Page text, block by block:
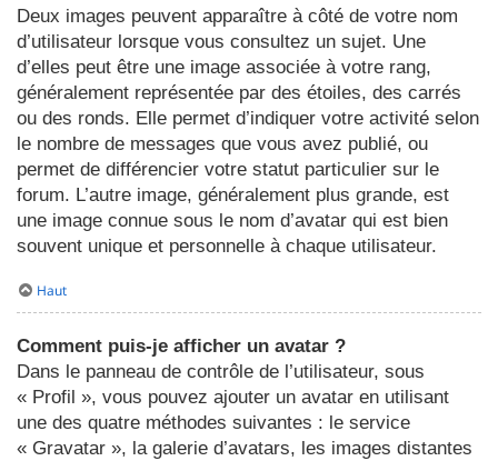
Deux images peuvent apparaître à côté de votre nom
d’utilisateur lorsque vous consultez un sujet. Une
d’elles peut être une image associée à votre rang,
généralement représentée par des étoiles, des carrés
ou des ronds. Elle permet d’indiquer votre activité selon
le nombre de messages que vous avez publié, ou
permet de différencier votre statut particulier sur le
forum. L’autre image, généralement plus grande, est
une image connue sous le nom d’avatar qui est bien
souvent unique et personnelle à chaque utilisateur.
Haut
Comment puis-je afficher un avatar ?
Dans le panneau de contrôle de l’utilisateur, sous
« Profil », vous pouvez ajouter un avatar en utilisant
une des quatre méthodes suivantes : le service
« Gravatar », la galerie d’avatars, les images distantes